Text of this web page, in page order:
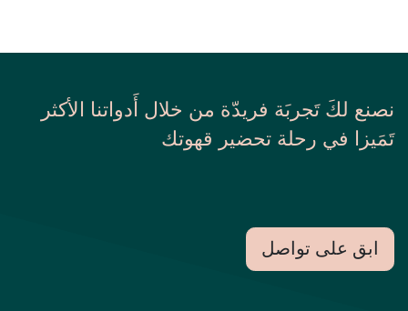
نصنع لكَ تَجربَة فريدّة من خلال أَدواتنا الأكثر
تَمَيزا في رحلة تحضير قهوتك
ابق على تواصل